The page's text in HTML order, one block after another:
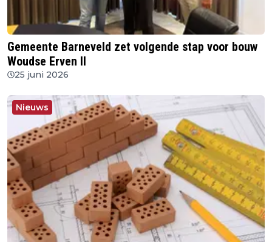
Gemeente Barneveld zet volgende stap voor bouw
Woudse Erven II
25 juni 2026
Nieuws